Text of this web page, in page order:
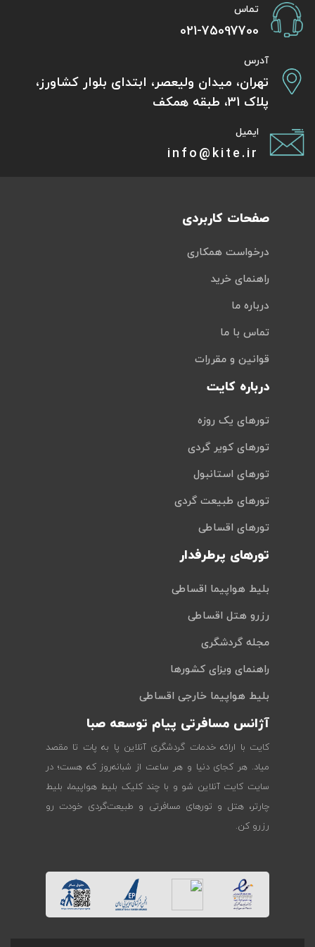
تماس
021-75097700
آدرس
تهران، میدان ولیعصر، ابتدای بلوار کشاورز،
پلاک 31، طبقه همکف
ایمیل
info@kite.ir
صفحات کاربردی
درخواست همکاری
راهنمای خرید
درباره ما
تماس با ما
قوانین و مقررات
درباره کایت
تورهای یک روزه
تورهای کویر گردی
تورهای استانبول
تورهای طبیعت گردی
تورهای اقساطی
تورهای پرطرفدار
بلیط هواپیما اقساطی
رزرو هتل اقساطی
مجله گردشگری
راهنمای ویزای کشورها
بلیط هواپیما خارجی اقساطی
آژانس مسافرتی پیام توسعه صبا
کایت با ارائه خدمات گردشگری آنلاین پا به پات تا مقصد
میاد. هر کجای دنیا و هر ساعت از شبانه‌روز که هست؛ در
سایت کایت آنلاین شو و با چند کلیک بلیط هواپیما، بلیط
چارتر، هتل و تورهای مسافرتی و طبیعت‌گردی خودت رو
رزرو کن.